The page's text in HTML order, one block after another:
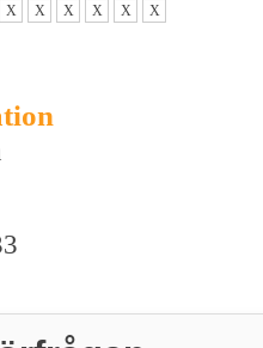
X X X X X
X